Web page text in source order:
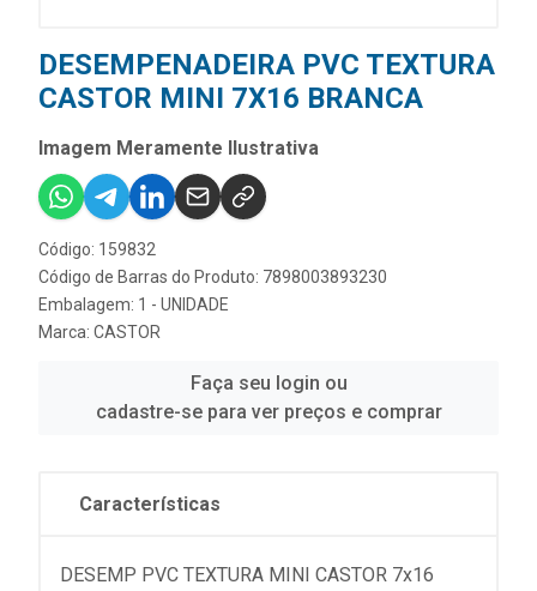
DESEMPENADEIRA PVC TEXTURA
CASTOR MINI 7X16 BRANCA
Imagem Meramente Ilustrativa
Código: 159832
Código de Barras do Produto: 7898003893230
Embalagem: 1 - UNIDADE
Marca: CASTOR
Faça seu login ou
cadastre-se para ver preços e comprar
Características
DESEMP PVC TEXTURA MINI CASTOR 7x16